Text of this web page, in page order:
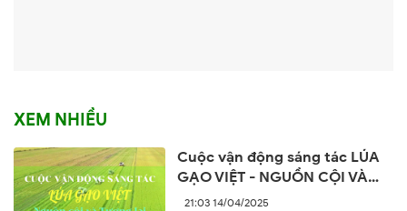
XEM NHIỀU
Cuộc vận động sáng tác LÚA
GẠO VIỆT - NGUỒN CỘI VÀ
TƯƠNG LAI
21:03 14/04/2025